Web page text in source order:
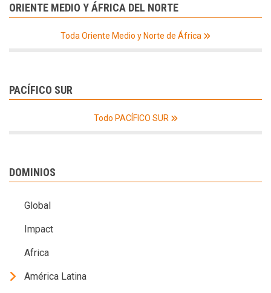
ORIENTE MEDIO Y ÁFRICA DEL NORTE
Toda Oriente Medio y Norte de África
PACÍFICO SUR
Todo PACÍFICO SUR
DOMINIOS
Global
Impact
Africa
América Latina